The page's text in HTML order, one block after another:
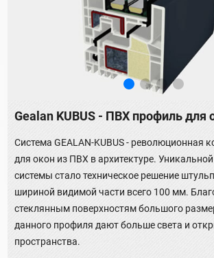
Gealan KUBUS - ПВХ профиль для
Система GEALAN-KUBUS - революционная
для окон из ПВХ в архитектуре.
системы стало техническое решение
шириной видимой части всего 100 мм.
стеклянным поверхностям большого
данного профиля дают больше света и
пространства.